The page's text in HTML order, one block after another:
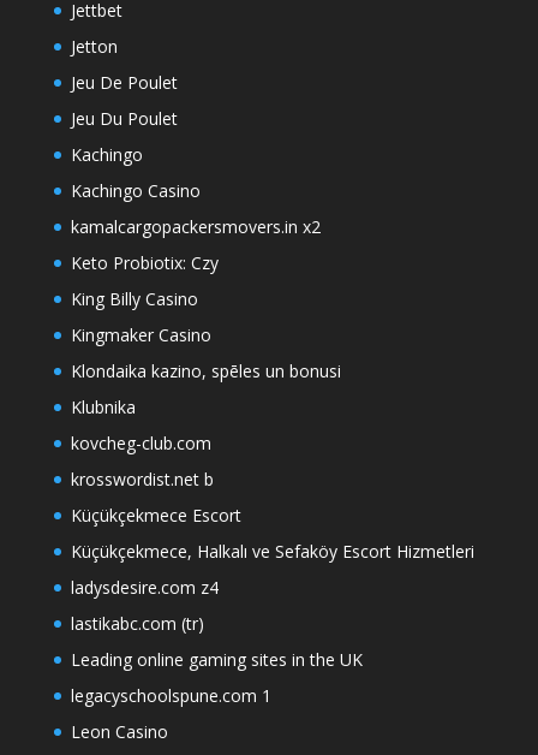
Jettbet
Jetton
Jeu De Poulet
Jeu Du Poulet
Kachingo
Kachingo Casino
kamalcargopackersmovers.in x2
Keto Probiotix: Czy
King Billy Casino
Kingmaker Casino
Klondaika kazino, spēles un bonusi
Klubnika
kovcheg-club.com
krosswordist.net b
Küçükçekmece Escort
Küçükçekmece, Halkalı ve Sefaköy Escort Hizmetleri
ladysdesire.com z4
lastikabc.com (tr)
Leading online gaming sites in the UK
legacyschoolspune.com 1
Leon Casino